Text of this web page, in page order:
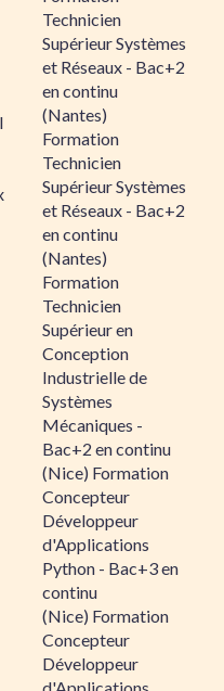
Technicien
Supérieur Systèmes
et Réseaux - Bac+2
en continu
(Nantes)
Formation
Technicien
Supérieur Systèmes
et Réseaux - Bac+2
en continu
(Nantes)
Formation
Technicien
Supérieur en
Conception
Industrielle de
Systèmes
Mécaniques -
Bac+2 en continu
(Nice) Formation
Concepteur
Développeur
d'Applications
Python - Bac+3 en
continu
(Nice) Formation
Concepteur
Développeur